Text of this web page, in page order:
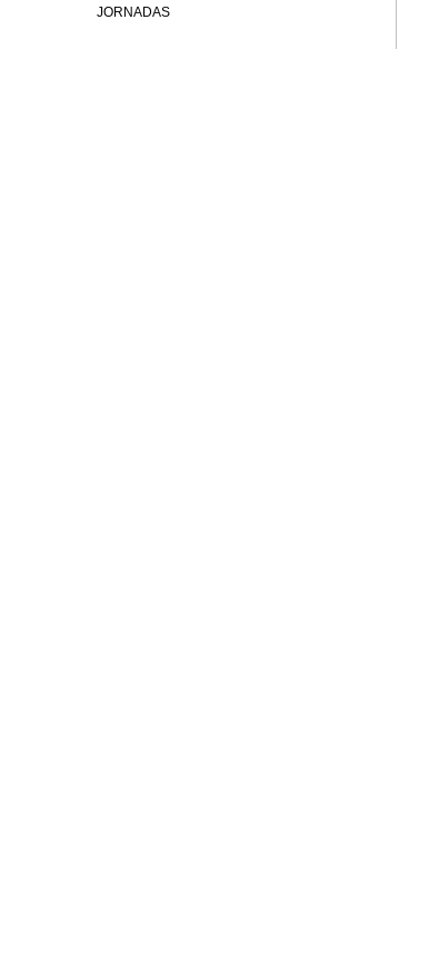
JORNADAS